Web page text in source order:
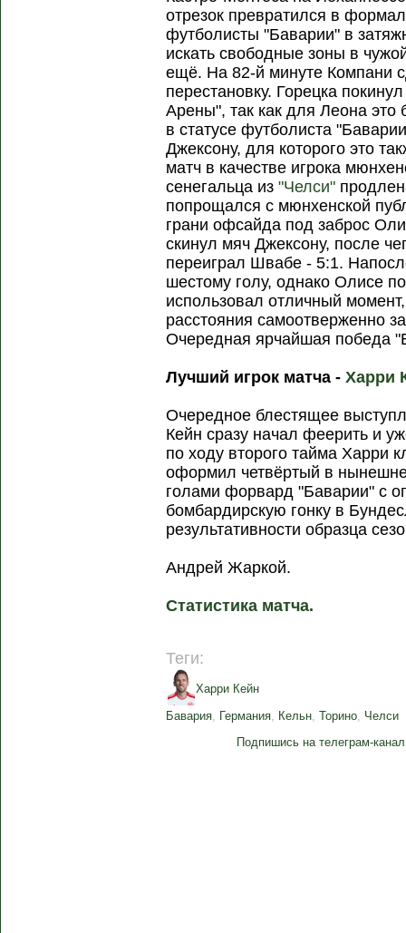
отрезок превратился в
футболисты "Баварии" в
искать свободные зоны в
ещё. На 82-й минуте Компани
перестановку. Горецка
Арены", так как для Леона
в статусе футболиста
Джексону, для которого это
матч в качестве игрока
сенегальца из"Челси"
попрощался с мюнхенской
грани офсайда под заброс
скинул мяч Джексону, после
переиграл Швабе - 5:1.
шестому голу, однако Олисе
использовал отличный
расстояния самоотверженно
Очередная ярчайшая победа
Лучший игрок матча -Харри
Очередное блестящее
Кейн сразу начал феерить и
по ходу второго тайма Харри
оформил четвёртый в
голами форвард "Баварии" с
бомбардирскую гонку в
результативности образца
Андрей Жаркой.
Статистика матча.
Теги:
Харри Кейн
Бавария, Германия, Кельн,Торино, Челси
Подпишись на телеграм-